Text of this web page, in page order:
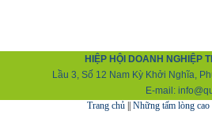
HIỆP HỘI DOANH NGHIỆP
Lầu 3, Số 12 Nam Kỳ Khởi Nghĩa,
E-mail:
Trang chủ|| Những tấm lòng cao